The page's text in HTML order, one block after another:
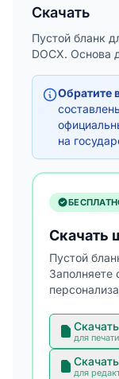
Скачать
Пустой бланк
DOCX. Основа
Обратите
на
Скачать
Пустой
Заполняете
для печати
для